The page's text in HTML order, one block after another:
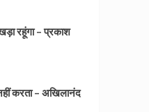
रहूंगा – प्रकाश
करता – अखिलानंद